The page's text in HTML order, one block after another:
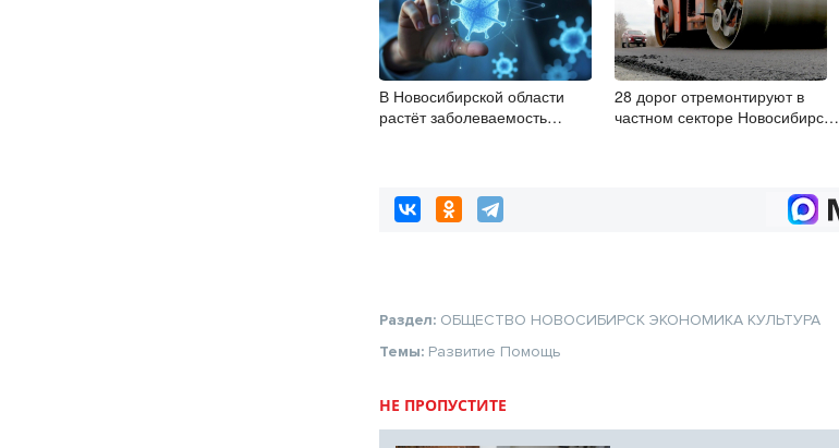
В Новосибирской области
растёт заболеваемость
28 дорог отремонтируют в
частном секторе Новосибирска
Раздел: ОБЩЕСТВО НОВОСИБИРСК ЭКОНОМИКА КУЛЬТУРА
Темы: Развитие Помощь
НЕ ПРОПУСТИТЕ